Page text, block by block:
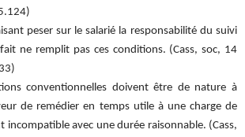
peser sur le salarié la responsabilité du suivi
ne remplit pas ces conditions. (Cass, soc, 14
conventionnelles doivent être de nature à
de remédier en temps utile à une charge de
incompatible avec une durée raisonnable. (Cass,